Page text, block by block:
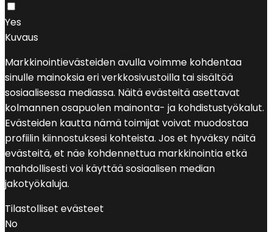
Yes
Kuvaus
Markkinointievästeiden avulla voimme kohdentaa
sinulle mainoksia eri verkkosivustoilla tai sisältöä
sosiaalisessa mediassa. Näitä evästeitä asettavat
kolmannen osapuolen mainonta- ja kohdistustyökalut.
Evästeiden kautta nämä toimijat voivat muodostaa
profiilin kiinnostuksesi kohteista. Jos et hyväksy näitä
evästeitä, et näe kohdennettua markkinointia etkä
mahdollisesti voi käyttää sosiaalisen median
jakotyökaluja.
Tilastolliset evästeet
No